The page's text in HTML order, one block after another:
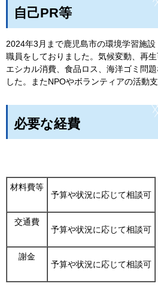
自己PR等
2024年3月まで鹿児島市の環境学習施
職員をしておりました。気候変動、再生
エシカル消費、食品ロス、海洋ゴミ問
した。またNPOやボランティアの活動
必要な経費
材料費等
予算や状況に応じて相談可
交通費
予算や状況に応じて相談可
謝金
予算や状況に応じて相談可